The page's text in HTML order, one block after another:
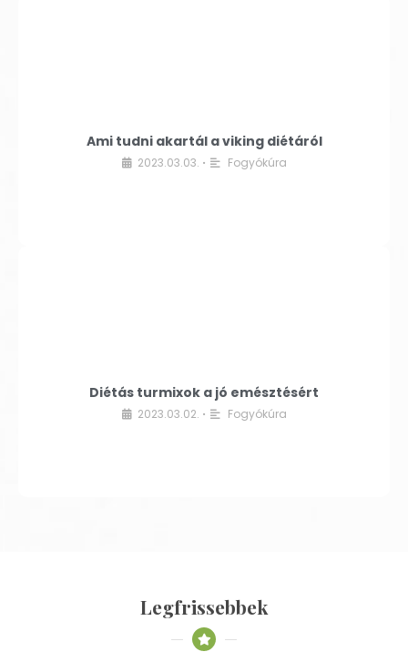
Ami tudni akartál a viking diétáról
2023.03.03. • Fogyókúra
Diétás turmixok a jó emésztésért
2023.03.02. • Fogyókúra
Legfrissebbek